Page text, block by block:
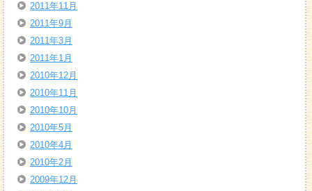
2011年11月
2011年9月
2011年3月
2011年1月
2010年12月
2010年11月
2010年10月
2010年5月
2010年4月
2010年2月
2009年12月